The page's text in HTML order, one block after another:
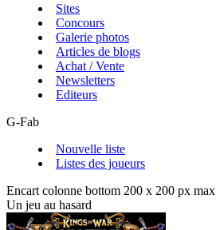
Sites
Concours
Galerie photos
Articles de blogs
Achat / Vente
Newsletters
Editeurs
G-Fab
Nouvelle liste
Listes des joueurs
Encart colonne bottom 200 x 200 px max
Un jeu au hasard